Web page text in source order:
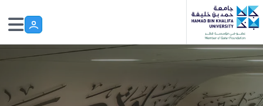
Skip to main content